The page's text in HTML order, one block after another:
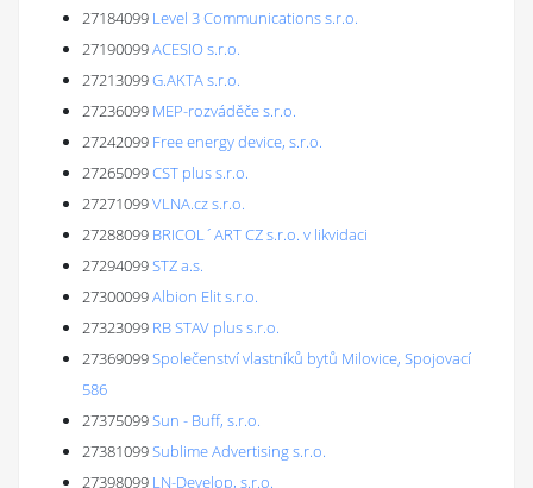
27184099 Level 3 Communications s.r.o.
27190099ACESIO s.r.o.
27213099G.AKTA s.r.o.
27236099 MEP-rozváděče s.r.o.
27242099 Free energy device, s.r.o.
27265099CST plus s.r.o.
27271099VLNA.cz s.r.o.
27288099 BRICOL´ART CZ s.r.o. v likvidaci
27294099STZ a.s.
27300099Albion Elit s.r.o.
27323099 RB STAV plus s.r.o.
27369099Společenství vlastníků bytů Milovice, Spojovací
586
27375099Sun - Buff, s.r.o.
27381099Sublime Advertising s.r.o.
27398099 LN-Develop, s.r.o.